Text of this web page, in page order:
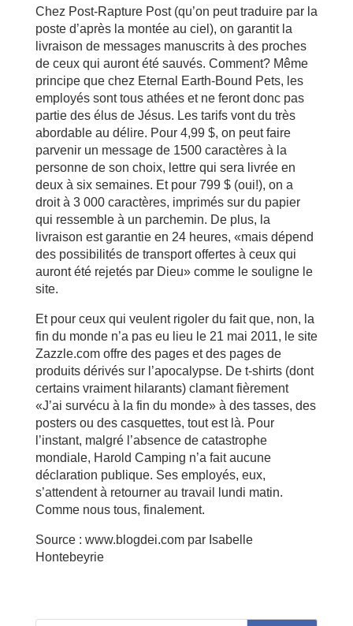
Chez Post-Rapture Post (qu’on peut traduire par la
poste d’après la montée au ciel), on garantit la
livraison de messages manuscrits à des proches
de ceux qui auront été sauvés. Comment? Même
principe que chez Eternal Earth-Bound Pets, les
employés sont tous athées et ne feront donc pas
partie des élus de Jésus. Les tarifs vont du très
abordable au délire. Pour 4,99 $, on peut faire
parvenir un message de 1500 caractères à la
personne de son choix, lettre qui sera livrée en
deux à six semaines. Et pour 799 $ (oui!), on a
droit à 3 000 caractères, imprimés sur du papier
qui ressemble à un parchemin. De plus, la
livraison est garantie en 24 heures, «mais dépend
des possibilités de transport offertes à ceux qui
auront été rejetés par Dieu» comme le souligne le
site.
Et pour ceux qui veulent rigoler du fait que, non, la
fin du monde n’a pas eu lieu le 21 mai 2011, le site
Zazzle.com offre des pages et des pages de
produits dérivés sur l’apocalypse. De t-shirts (dont
certains vraiment hilarants) clamant fièrement
«J’ai survécu à la fin du monde» à des tasses, des
posters ou des casquettes, tout est là. Pour
l’instant, malgré l’absence de catastrophe
mondiale, Harold Camping n’a fait aucune
déclaration publique. Ses employés, eux,
s’attendent à retourner au travail lundi matin.
Comme nous tous, finalement.
Source : www.blogdei.com par Isabelle
Hontebeyrie